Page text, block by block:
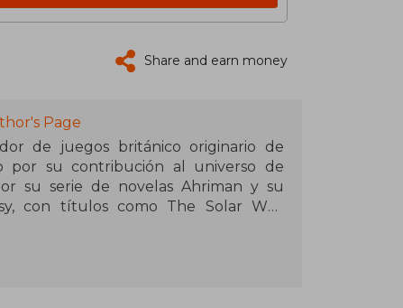
Share and earn money
Page
de juegos británico originario de
por su contribución al universo de
su serie de novelas Ahriman y su
con títulos como The Solar War,
y Tallarn. Su enfoque narrativo se
oscuros y complejos del universo de
corrupción, lealtad y sacrificio.